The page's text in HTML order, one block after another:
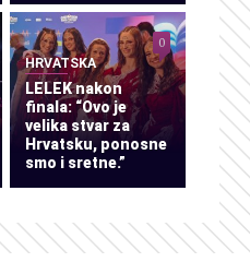
HRVATSKA
LELEK nakon
finala: “Ovo je
velika stvar za
Hrvatsku, ponosne
smo i sretne.”
0